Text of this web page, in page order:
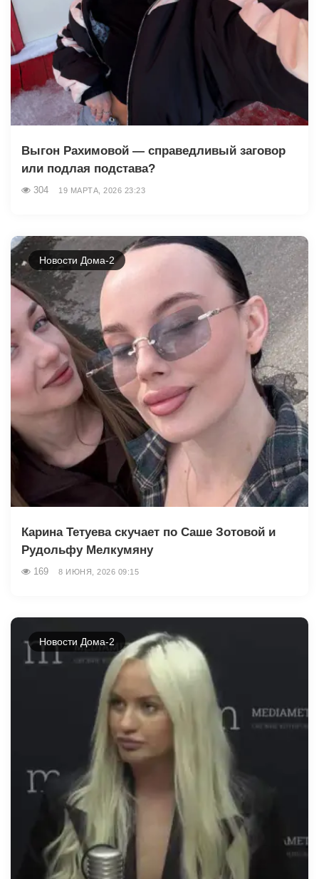
Выгон Рахимовой — справедливый заговор
или подлая подстава?
304 19 МАРТА, 2026 23:23
Новости Дома-2
Карина Тетуева скучает по Саше Зотовой и
Рудольфу Мелкумяну
169 8 ИЮНЯ, 2026 09:15
Новости Дома-2